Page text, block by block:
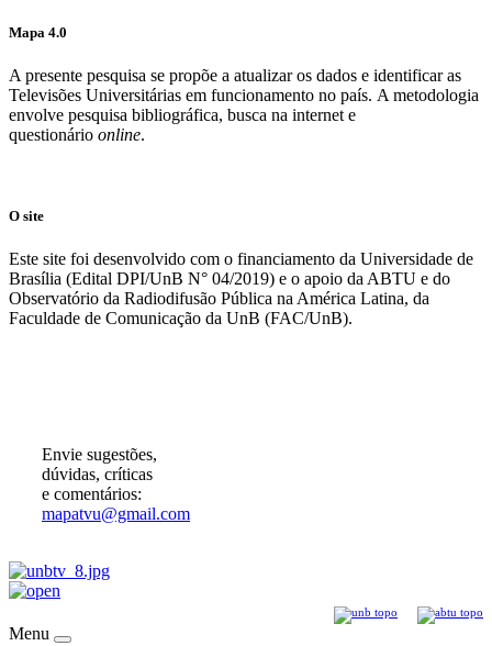
Mapa 4.0
A presente pesquisa se propõe a atualizar os dados e identificar as
Televisões Universitárias em funcionamento no país. A metodologia
envolve pesquisa bibliográfica, busca na internet e
questionário online.
O site
Este site foi desenvolvido com o financiamento da Universidade de
Brasília (Edital DPI/UnB N° 04/2019) e o apoio da ABTU e do
Observatório da Radiodifusão Pública na América Latina, da
Faculdade de Comunicação da UnB (FAC/UnB).
Envie sugestões,
dúvidas, críticas
e comentários:
mapatvu@gmail.com
Menu